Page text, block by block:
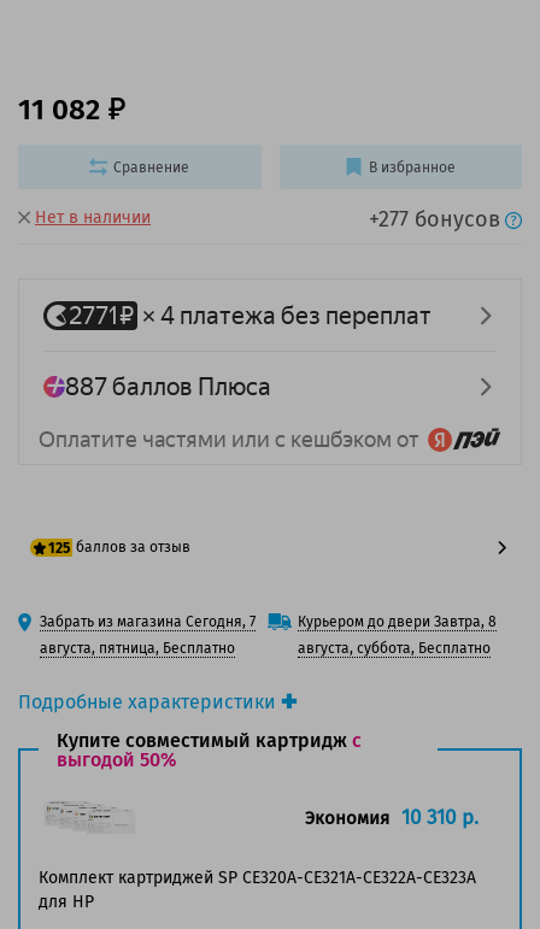
Подробные характеристики
Производитель принтера:HP
Производитель:HP
Оригинальность:
Оригинальный
Ресурс:1 300 страниц формата А4 при 5%
заполнении страницы.
Нет в наличии +277 бонусов
11 082
125 баллов за отзыв
100 баллов
125 баллов
Забрать из магазина Сегодня, 7
августа, пятница, Бесплатно
Курьером до двери Завтра, 8
августа, суббота, Бесплатно
Сравнение В избранное
Купите совместимый картридж с
выгодой 50%
Комплект картриджей SP CE320A-CE321A-CE322A-CE323A
для HP
Экономия 10 310 р.